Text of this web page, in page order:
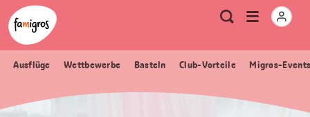
Sprungmarken
Navigation
Header
Logo
Meta
Navigation
Suche
Menu
öffnen
Ausflüge Wettbewerbe Basteln Club-Vorteile Migros-